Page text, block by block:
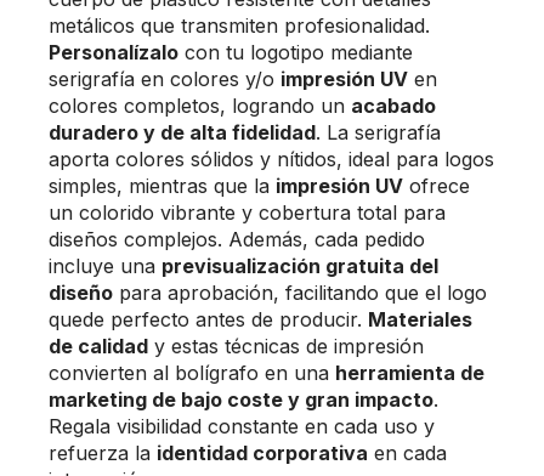
metálicos que transmiten profesionalidad.
Personalízalo con tu logotipo mediante
serigrafía en colores y/o impresión UV en
colores completos, logrando un acabado
duradero y de alta fidelidad. La serigrafía
aporta colores sólidos y nítidos, ideal para logos
simples, mientras que la impresión UV ofrece
un colorido vibrante y cobertura total para
diseños complejos. Además, cada pedido
incluye una previsualización gratuita del
diseño para aprobación, facilitando que el logo
quede perfecto antes de producir. Materiales
de calidad y estas técnicas de impresión
convierten al bolígrafo en una herramienta de
marketing de bajo coste y gran impacto.
Regala visibilidad constante en cada uso y
refuerza la identidad corporativa en cada